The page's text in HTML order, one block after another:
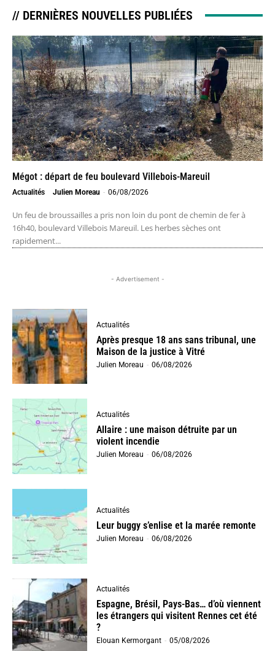
// DERNIÈRES NOUVELLES PUBLIÉES
Mégot : départ de feu boulevard Villebois-Mareuil
Actualités Julien Moreau - 06/08/2026
Un feu de broussailles a pris non loin du pont de chemin de fer à
16h40, boulevard Villebois Mareuil. Les herbes sèches ont
rapidement...
- Advertisement -
Actualités
Après presque 18 ans sans tribunal, une
Maison de la justice à Vitré
Julien Moreau - 06/08/2026
Actualités
Allaire : une maison détruite par un
violent incendie
Julien Moreau - 06/08/2026
Actualités
Leur buggy s’enlise et la marée remonte
Julien Moreau - 06/08/2026
Actualités
Espagne, Brésil, Pays-Bas… d’où viennent
les étrangers qui visitent Rennes cet été
?
Elouan Kermorgant - 05/08/2026